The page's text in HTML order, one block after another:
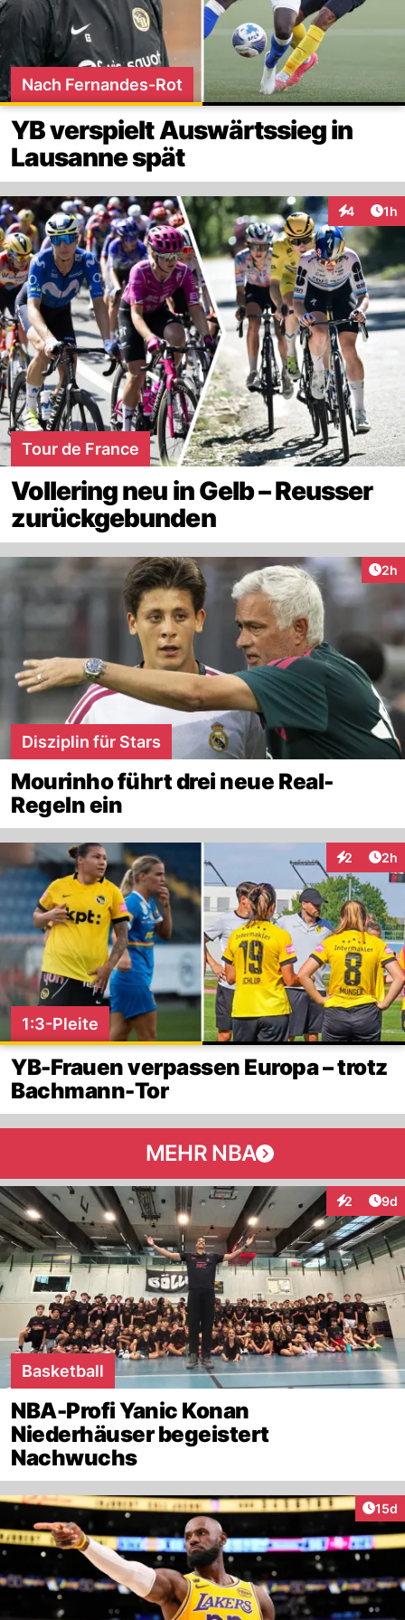
Nach Fernandes-Rot
YB verspielt Auswärtssieg in
Lausanne spät
4 1h
Tour de France
Vollering neu in Gelb – Reusser
zurückgebunden
2h
Disziplin für Stars
Mourinho führt drei neue Real-
Regeln ein
2 2h
1:3-Pleite
YB-Frauen verpassen Europa – trotz
Bachmann-Tor
MEHR NBA
2 9d
Basketball
NBA-Profi Yanic Konan
Niederhäuser begeistert
Nachwuchs
15d